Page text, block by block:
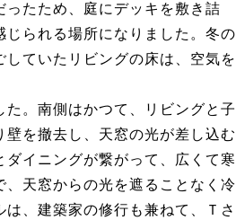
たため、庭にデッキを敷き詰
られる場所になりました。冬の
ていたリビングの床は、空気を
。南側はかつて、リビングと子
を撤去し、天窓の光が差し込む
イニングが繋がって、広くて寒
天窓からの光を遮ることなく冷
、建築家の修行も兼ねて、Ｔさ